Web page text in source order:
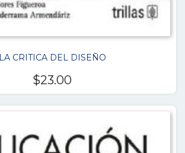
LA CRITICA DEL DISEÑO
$23.00